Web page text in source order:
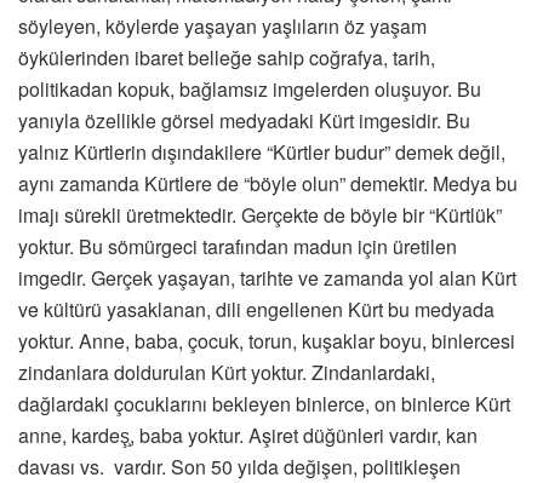
söyleyen, köylerde yaşayan yaşlıların öz yaşam
öykülerinden ibaret belleğe sahip coğrafya, tarih,
politikadan kopuk, bağlamsız imgelerden oluşuyor. Bu
yanıyla özellikle görsel medyadaki Kürt imgesidir. Bu
yalnız Kürtlerin dışındakilere “Kürtler budur” demek değil,
aynı zamanda Kürtlere de “böyle olun” demektir. Medya bu
imajı sürekli üretmektedir. Gerçekte de böyle bir “Kürtlük”
yoktur. Bu sömürgeci tarafından madun için üretilen
imgedir. Gerçek yaşayan, tarihte ve zamanda yol alan Kürt
ve kültürü yasaklanan, dili engellenen Kürt bu medyada
yoktur. Anne, baba, çocuk, torun, kuşaklar boyu, binlercesi
zindanlara doldurulan Kürt yoktur. Zindanlardaki,
dağlardaki çocuklarını bekleyen binlerce, on binlerce Kürt
anne, kardeş̧, baba yoktur. Aşiret düğünleri vardır, kan
davası vs. vardır. Son 50 yılda değişen, politikleşen